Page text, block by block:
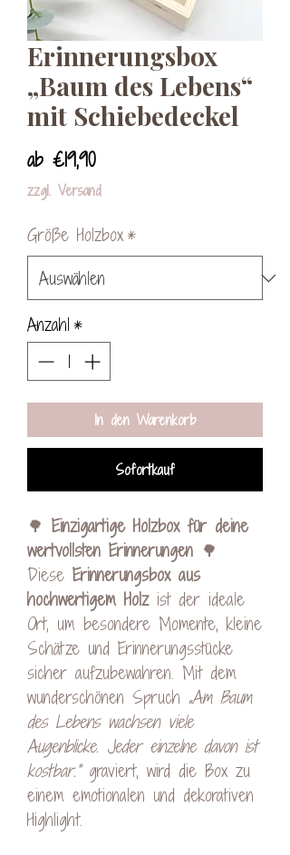
Erinnerungsbox
„Baum des Lebens“
mit Schiebedeckel
ab €19,90Sale-
Preis
zzgl. Versand
Größe Holzbox*
Anzahl *
In den Warenkorb
Sofortkauf
🌳 Einzigartige Holzbox für deine
wertvollsten Erinnerungen 🌳
Diese Erinnerungsbox aus
hochwertigem Holzist der ideale
Ort, um besondere Momente, kleine
Schätze und Erinnerungsstücke
sicher aufzubewahren. Mit dem
wunderschönen Spruch „Am Baum
des Lebens wachsen viele
Augenblicke. Jeder einzelne davon ist
kostbar.“graviert, wird die Box zu
einem emotionalen und dekorativen
Highlight.